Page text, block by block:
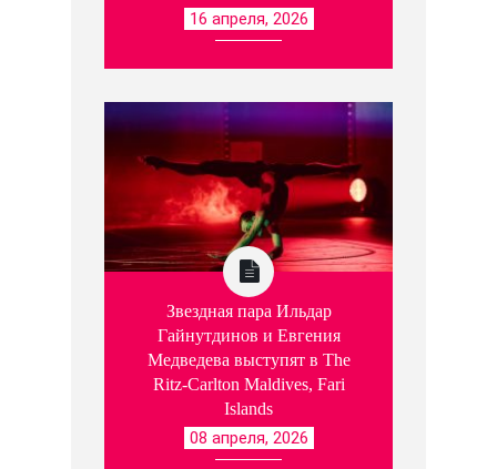
16 апреля, 2026
Звездная пара Ильдар
Гайнутдинов и Евгения
Медведева выступят в The
Ritz-Carlton Maldives, Fari
Islands
08 апреля, 2026